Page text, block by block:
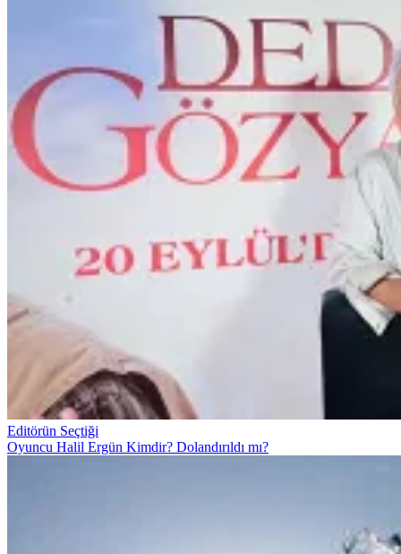
Editörün Seçtiği
Oyuncu Halil Ergün Kimdir? Dolandırıldı mı?